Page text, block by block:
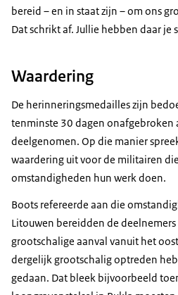
bereid – en in staat zijn – om ons
Dat schrikt af. Jullie hebben daar je
Waardering
De herinneringsmedailles zijn
tenminste 30 dagen onafgebroken
deelgenomen. Op die manier
waardering uit voor de militairen
omstandigheden hun werk doen.
Boots refereerde aan die
Litouwen bereidden de
grootschalige aanval vanuit het
dergelijk grootschalig optreden
gedaan. Dat bleek bijvoorbeeld